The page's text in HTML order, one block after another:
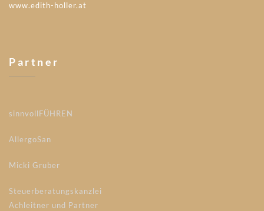
www.edith-holler.at
Partner
sinnvollFÜHREN
AllergoSan
Micki Gruber
Steuerberatungskanzlei
Achleitner und Partner